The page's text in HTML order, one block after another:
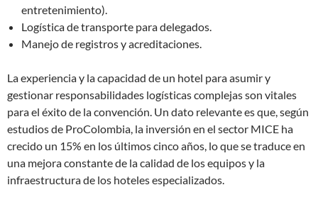
entretenimiento).
Logística de transporte para delegados.
Manejo de registros y acreditaciones.
La experiencia y la capacidad de un hotel para asumir y
gestionar responsabilidades logísticas complejas son vitales
para el éxito de la convención. Un dato relevante es que, según
estudios de ProColombia, la inversión en el sector MICE ha
crecido un 15% en los últimos cinco años, lo que se traduce en
una mejora constante de la calidad de los equipos y la
infraestructura de los hoteles especializados.